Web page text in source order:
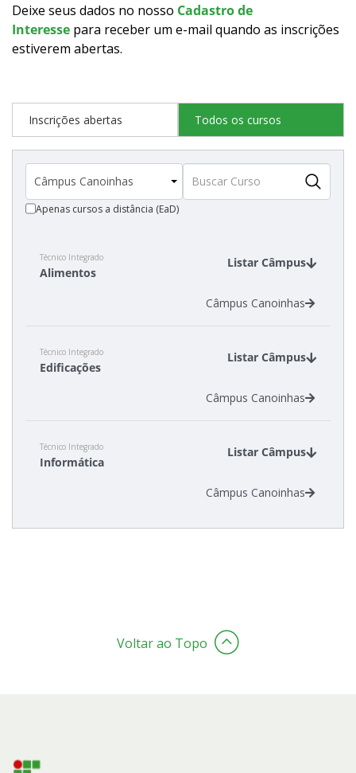
Provas e Gabaritos
Estatísticas dos Processos Seletivos
Cadastro de interesse
Deixe seus dados no nosso Cadastro de
Interesse para receber um e-mail quando as inscrições
estiverem abertas.
Inscrições abertas Todos os cursos
Apenas cursos a distância (EaD)
Técnico Integrado
Alimentos
Listar Câmpus
Câmpus Canoinhas
Técnico Integrado
Edificações
Listar Câmpus
Câmpus Canoinhas
Técnico Integrado
Informática
Listar Câmpus
Câmpus Canoinhas
Voltar ao Topo